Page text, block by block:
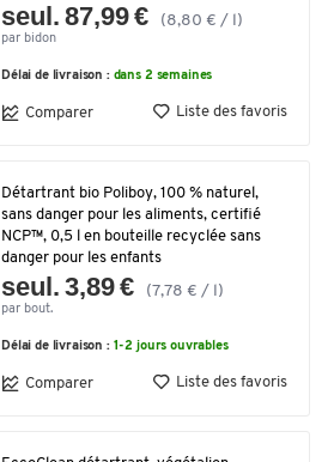
seul. 87,99 € (8,80 € / l)
par bidon
Délai de livraison : dans 2 semaines
Comparer Liste des favoris
Détartrant bio Poliboy, 100 % naturel,
sans danger pour les aliments, certifié
NCP™, 0,5 l en bouteille recyclée sans
danger pour les enfants
seul. 3,89 € (7,78 € / l)
par bout.
Délai de livraison : 1-2 jours ouvrables
Comparer Liste des favoris